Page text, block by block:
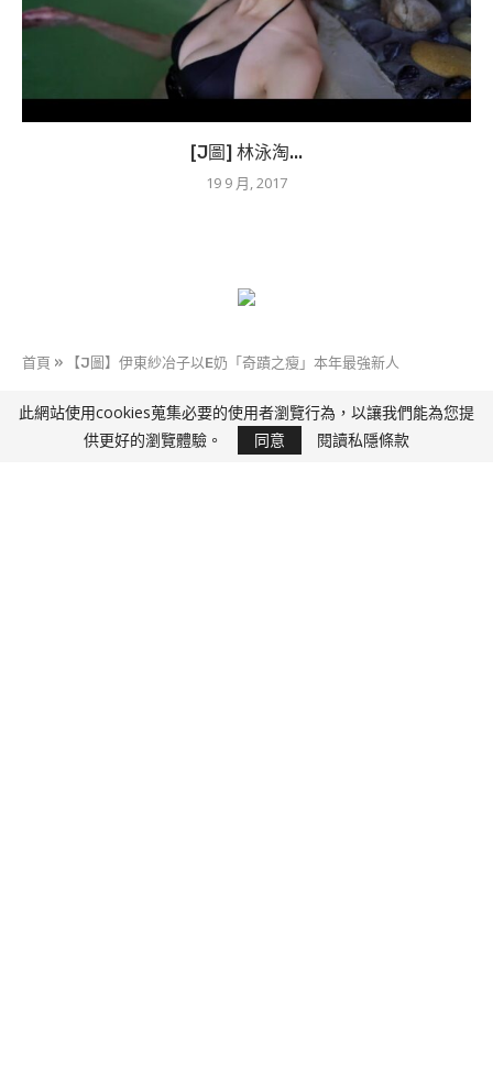
[J圖] 林泳淘...
19 9 月, 2017
首頁 » 【J圖】伊東紗冶子以E奶「奇蹟之瘦」本年最強新人
快D J
【J圖】伊東紗冶子以E奶「奇蹟之瘦」本年最強新
此網站使用cookies蒐集必要的使用者瀏覽行為，以讓我們能為您提
供更好的瀏覽體驗。
同意 閱讀私隱條款